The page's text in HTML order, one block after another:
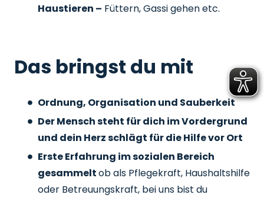
Haustieren – Füttern, Gassi gehen etc.
Das bringst du mit
Ordnung, Organisation und Sauberkeit
Der Mensch steht für dich im Vordergrund
und dein Herz schlägt für die Hilfe vor Ort
Erste Erfahrung im sozialen Bereich
gesammeltob als Pflegekraft, Haushaltshilfe
oder Betreuungskraft, bei uns bist du